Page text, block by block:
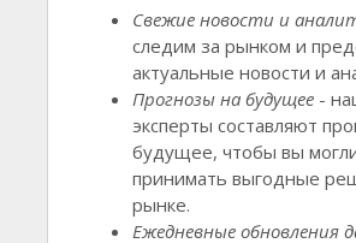
Свежие новости и
следим за рынком и
актуальные новости и
Прогнозы на будущее -
эксперты составляют
будущее, чтобы вы
принимать выгодные
рынке.
Ежедневные обновления